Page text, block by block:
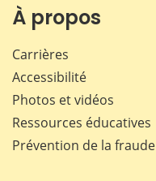
À propos
Carrières
Accessibilité
Photos et vidéos
Ressources éducatives
Prévention de la fraude